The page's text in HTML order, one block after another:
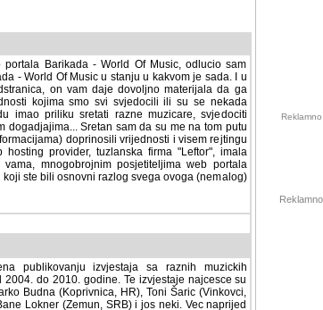
Barikada - World Of Music, odlucio sam
- World Of Music u stanju u kakvom je sada. I u
on vam daje dovoljno materijala da ga
kojima smo svi svjedocili ili su se nekada desile.
sretati razne muzicare, svjedociti njihovim
Sretan sam da su me na tom putu pratili
doprinosili vrijednosti i visem rejtingu ovog
provider, tuzlanska firma "Leftor", imala
mnogobrojnim posjetiteljima web portala
ste bili osnovni razlog svega ovoga (nemalog)
publikovanju izvjestaja sa raznih muzickih
do 2010. godine. Te izvjestaje najcesce su
Budna (Koprivnica, HR), Toni Šaric (Vinkovci,
Lokner (Zemun, SRB) i jos neki. Vec naprijed